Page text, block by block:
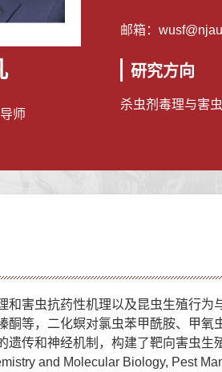
师
邮箱：
研究方向
杀虫剂毒理与害
和害虫抗药性机理以及昆虫生殖行
酮等，二化螟对氯虫苯甲酰胺、甲
遗传和神经机制，构建了靶向害虫生
and Molecular Biology, Pest